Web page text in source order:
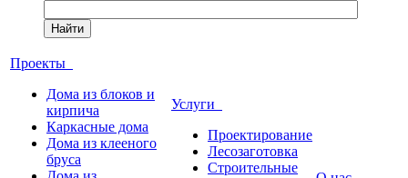
Найти
Проекты
Дома из блоков и
кирпича
Каркасные дома
Дома из клееного
бруса
Услуги
Проектирование
Лесозаготовка
Строительные